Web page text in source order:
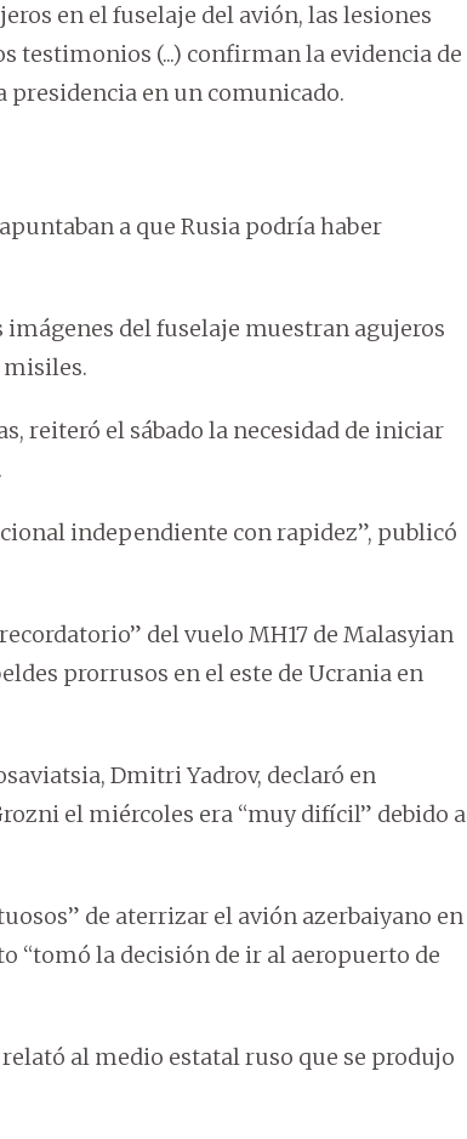
en el fuselaje del avión, las lesiones
testimonios (...) confirman la evidencia de
presidencia en un comunicado.
a que Rusia podría haber
del fuselaje muestran agujeros
misiles.
reiteró el sábado la necesidad de iniciar
independiente con rapidez”, publicó
del vuelo MH17 de Malasyian
prorrusos en el este de Ucrania en
Dmitri Yadrov, declaró en
el miércoles era “muy difícil” debido a
de aterrizar el avión azerbaiyano en
“tomó la decisión de ir al aeropuerto de
al medio estatal ruso que se produjo